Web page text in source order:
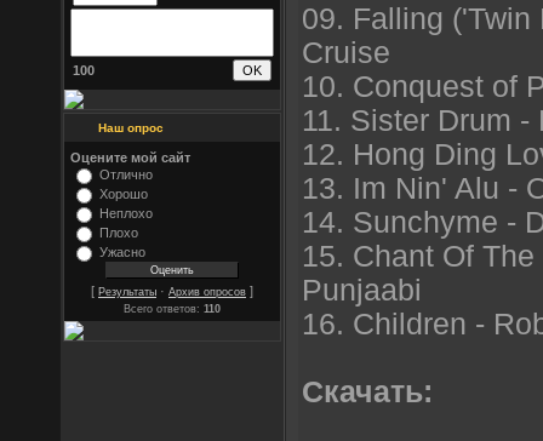
100
Наш опрос
Оцените мой сайт
Отлично
Хорошо
Неплохо
Плохо
Ужасно
[ Результаты · Архив опросов ]
Всего ответов: 110
09. Falling
Cruise
10. Conquest of
11. Sister Drum -
12. Hong Ding
13. Im Nin' Alu -
14. Sunchyme -
15. Chant Of
Punjaabi
16. Children -
Скачать: